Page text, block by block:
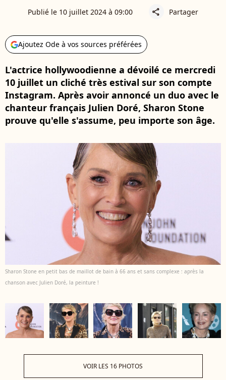
Publié le 10 juillet 2024 à 09:00 share Partager
Ajoutez Ode à vos sources préférées
L'actrice hollywoodienne a dévoilé ce mercredi
10 juillet un cliché très estival sur son compte
Instagram. Après avoir annoncé un duo avec le
chanteur français Julien Doré, Sharon Stone
prouve qu'elle s'assume, peu importe son âge.
Sharon Stone en petit bas de maillot de bain à 66 ans et sans complexe : après la
chanson avec Julien Doré, la peinture !
VOIR LES 16 PHOTOS